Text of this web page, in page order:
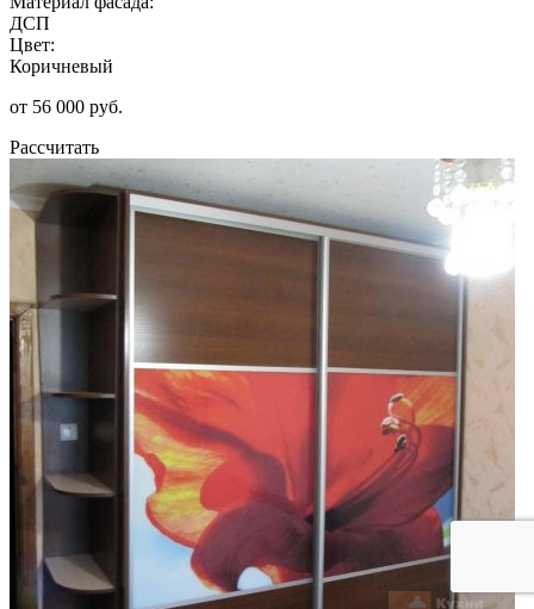
ДСП
Цвет:
Коричневый
от 56 000 руб.
Рассчитать